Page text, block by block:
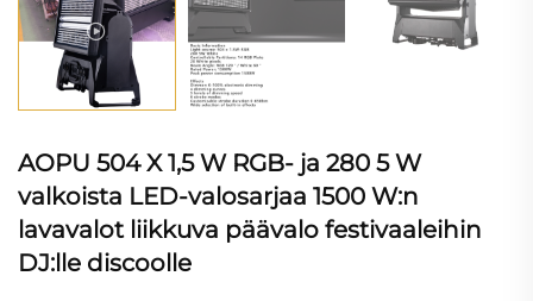
AOPU 504 X 1,5 W RGB- ja 280 5 W
valkoista LED-valosarjaa 1500 W:n
lavavalot liikkuva päävalo festivaaleihin
DJ:lle discoolle